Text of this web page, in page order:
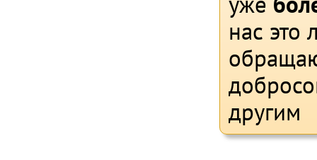
нас это
другим